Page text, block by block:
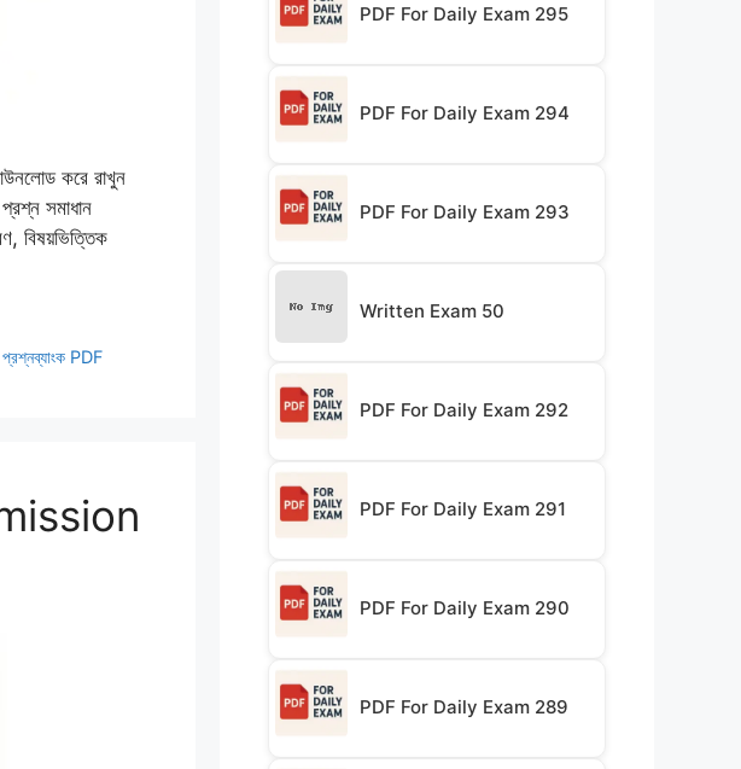
করে রাখুন
সমাধান
বিষয়ভিত্তিক
প্রশ্নব্যাংক PDF
PDF For Daily Exam 295
PDF For Daily Exam 294
PDF For Daily Exam 293
Written Exam 50
PDF For Daily Exam 292
PDF For Daily Exam 291
PDF For Daily Exam 290
PDF For Daily Exam 289